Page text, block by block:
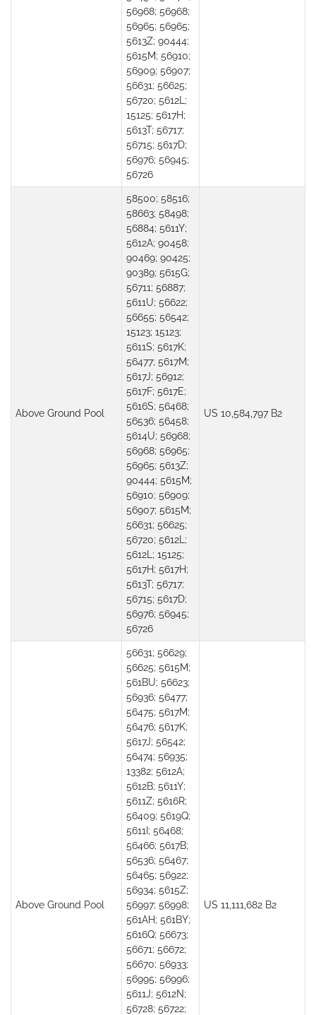
56968; 56968;
56965; 56965;
5613Z; 90444;
5615M; 56910;
56909; 56907;
56631; 56625;
56720; 5612L;
15125; 5617H;
5613T; 56717;
56715; 5617D;
56976; 56945;
56726
Above Ground Pool
58500; 58516;
58663; 58498;
56884; 5611Y;
5612A; 90458;
90469; 90425;
90389; 5615G;
56711; 56887;
5611U; 56622;
56655; 56542;
15123; 15123;
5611S; 5617K;
56477; 5617M;
5617J; 56912;
5617F; 5617E;
5616S; 56468;
56536; 56458;
5614U; 56968;
56968; 56965;
56965; 5613Z;
90444; 5615M;
56910; 56909;
56907; 5615M;
56631; 56625;
56720; 5612L;
5612L; 15125;
5617H; 5617H;
5613T; 56717;
56715; 5617D;
56976; 56945;
56726
US 10,584,797 B2
Above Ground Pool
56631; 56629;
56625; 5615M;
561BU; 56623;
56936; 56477;
56475; 5617M;
56476; 5617K;
5617J; 56542;
56474; 56935;
13382; 5612A;
5612B; 5611Y;
5611Z; 5616R;
56409; 5619Q;
5611I; 56468;
56466; 5617B;
56536; 56467;
56465; 56922;
56934; 5615Z;
56997; 56998;
561AH; 561BY;
5616Q; 56673;
56671; 56672;
56670; 56933;
56995; 56996;
5611J; 5612N;
56728; 56722;
US 11,111,682 B2